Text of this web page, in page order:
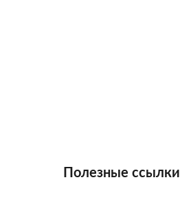
Полезные ссылки